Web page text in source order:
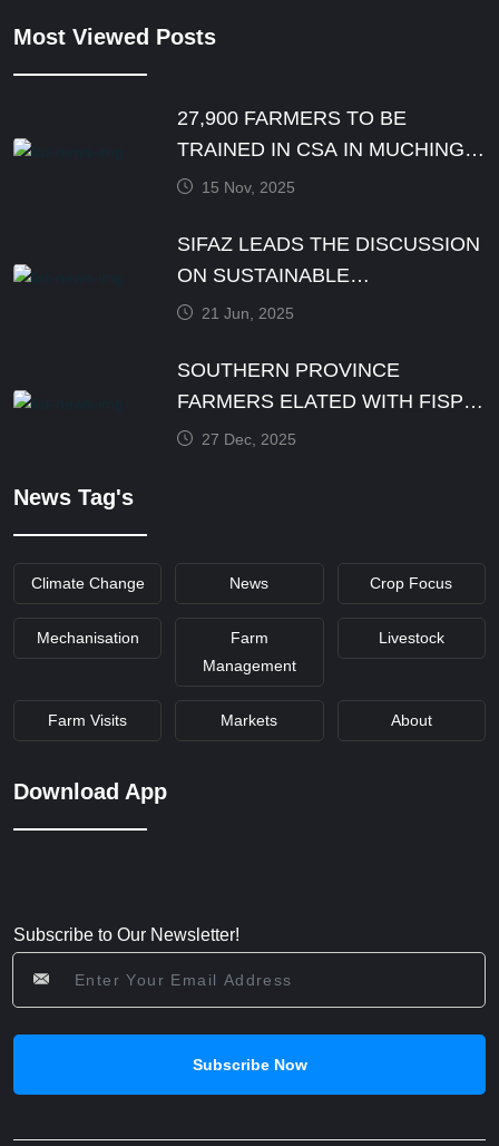
Most Viewed Posts
27,900 FARMERS TO BE
TRAINED IN CSA IN MUCHINGA
PROVINCE BY DECEMBER
15 Nov, 2025
SIFAZ LEADS THE DISCUSSION
ON SUSTAINABLE
AGRICULTURE PRACTICES
21 Jun, 2025
SOUTHERN PROVINCE
FARMERS ELATED WITH FISP
E-VOUCHER MODALITY
27 Dec, 2025
News Tag's
Climate Change News Crop Focus
Mechanisation
Farm
Management
Livestock
Farm Visits Markets About
Download App
Subscribe to Our Newsletter!
Subscribe Now